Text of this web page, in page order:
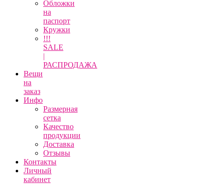
Обложки
на
паспорт
Кружки
!!!
SALE
|
РАСПРОДАЖА
Вещи
на
заказ
Инфо
Размерная
сетка
Качество
продукции
Доставка
Отзывы
Контакты
Личный
кабинет